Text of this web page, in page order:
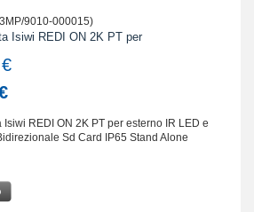
9010-000015)
Isiwi REDI ON 2K PT per
REDI ON 2K PT per esterno IR LED e
Sd Card IP65 Stand Alone